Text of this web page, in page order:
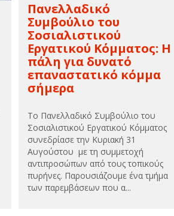
Πανελλαδικό
Συμβούλιο του
Σοσιαλιστικού
Εργατικού Κόμματος: Η
πάλη για δυνατό
επαναστατικό κόμμα
σήμερα
Το Πανελλαδικό Συμβούλιο του
Σοσιαλιστικού Εργατικού Κόμματος
συνεδρίασε την Κυριακή 31
Αυγούστου με τη συμμετοχή
αντιπροσώπων από τους τοπικούς
πυρήνες. Παρουσιάζουμε ένα τμήμα
των παρεμβάσεων που α...